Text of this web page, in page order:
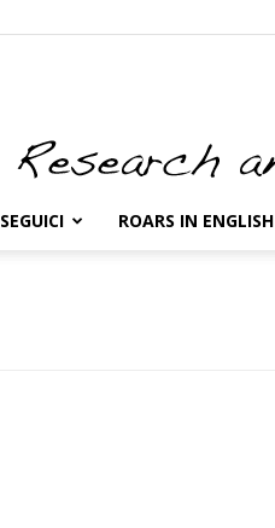
SEGUICI ROARS IN ENGLISH